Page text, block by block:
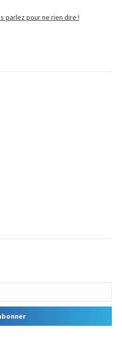
parlez pour ne rien dire !